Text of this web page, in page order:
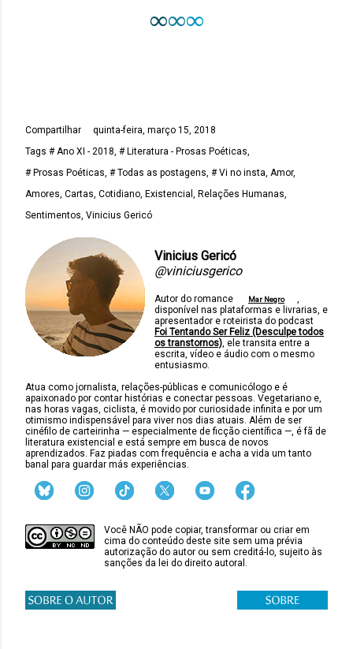
∞∞∞
Compartilhar
quinta-feira, março 15, 2018
Tags # Ano XI - 2018 # Literatura - Prosas Poéticas
# Prosas Poéticas # Todas as postagens # Vi no insta Amor
Amores Cartas Cotidiano Existencial
Relações Humanas
Sentimentos Vinicius Gericó
Vinicius Gericó
@viniciusgerico
Autor do romance Mar Negro
,
disponível nas plataformas e livrarias, e
apresentador e roteirista do podcast
Foi Tentando Ser Feliz (Desculpe todos
os transtornos), ele transita entre a
escrita, vídeo e áudio com o mesmo
entusiasmo.
Atua como jornalista, relações-públicas e comunicólogo e é
apaixonado por contar histórias e conectar pessoas. Vegetariano e,
nas horas vagas, ciclista, é movido por curiosidade infinita e por um
otimismo indispensável para viver nos dias atuais. Além de ser
cinéfilo de carteirinha — especialmente de ficção científica —, é fã de
literatura existencial e está sempre em busca de novos
aprendizados. Faz piadas com frequência e acha a vida um tanto
banal para guardar más experiências.
Você NÃO pode copiar, transformar ou criar em
cima do conteúdo deste site sem uma prévia
autorização do autor ou sem creditá-lo, sujeito às
sanções da lei do direito autoral.